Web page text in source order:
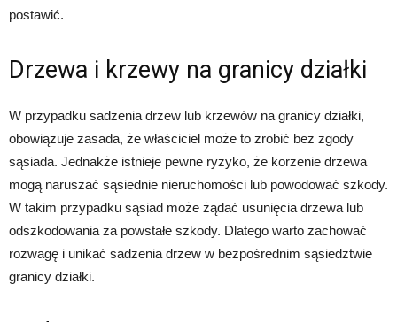
postawić.
Drzewa i krzewy na granicy działki
W przypadku sadzenia drzew lub krzewów na granicy działki,
obowiązuje zasada, że właściciel może to zrobić bez zgody
sąsiada. Jednakże istnieje pewne ryzyko, że korzenie drzewa
mogą naruszać sąsiednie nieruchomości lub powodować szkody.
W takim przypadku sąsiad może żądać usunięcia drzewa lub
odszkodowania za powstałe szkody. Dlatego warto zachować
rozwagę i unikać sadzenia drzew w bezpośrednim sąsiedztwie
granicy działki.